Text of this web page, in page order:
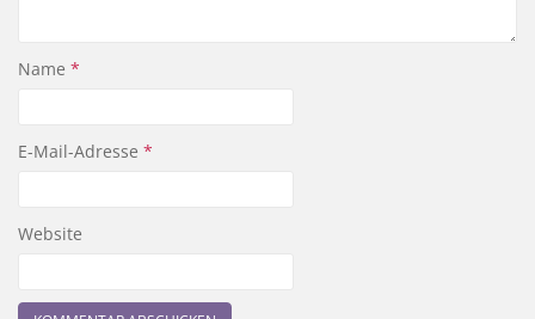
Name *
E-Mail-Adresse *
Website